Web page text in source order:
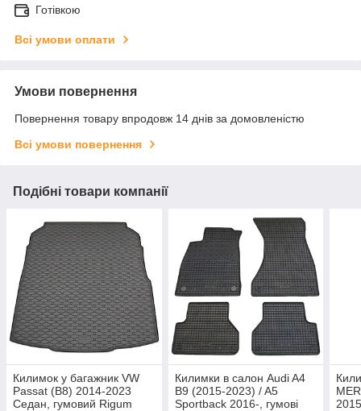
Готівкою
Всі умови оплати
Умови повернення
Повернення товару впродовж 14 днів за домовленістю
Всі умови повернення
Подібні товари компанії
Килимок у багажник VW
Passat (B8) 2014-2023
Седан, гумовий Rigum
Килимки в салон Audi A4
B9 (2015-2023) / A5
Sportback 2016-, гумові